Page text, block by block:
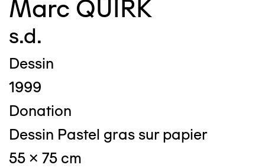
Marc QUIRK
s.d.
Dessin
1999
Donation
Dessin Pastel gras sur papier
55 x 75 cm